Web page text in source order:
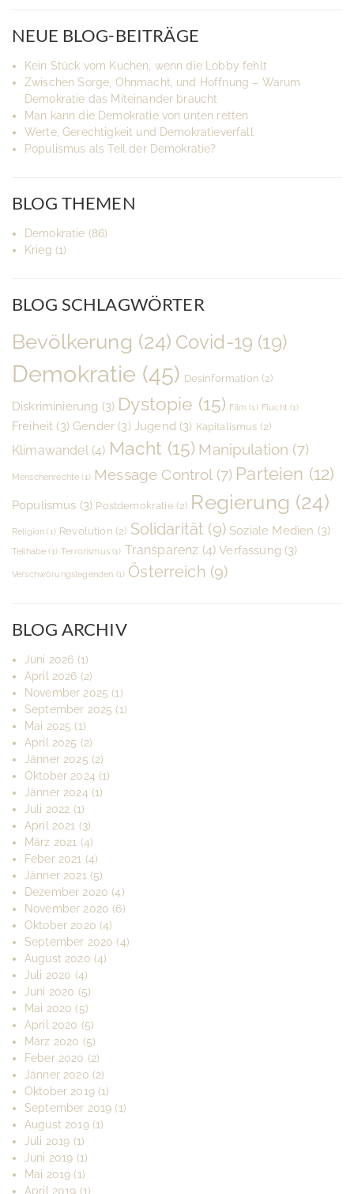
NEUE BLOG-BEITRÄGE
Kein Stück vom Kuchen, wenn die Lobby fehlt
Zwischen Sorge, Ohnmacht, und Hoffnung – Warum
Demokratie das Miteinander braucht
Man kann die Demokratie von unten retten
Werte, Gerechtigkeit und Demokratieverfall
Populismus als Teil der Demokratie?
BLOG THEMEN
Demokratie (86)
Krieg (1)
BLOG SCHLAGWÖRTER
Bevölkerung (24) Covid-19 (19)
Demokratie (45) Desinformation (2)
Diskriminierung (3) Dystopie (15) Film (1) Flucht (1)
Freiheit (3) Gender (3) Jugend (3) Kapitalismus (2)
Klimawandel(4) Macht (15) Manipulation (7)
Menschenrechte (1) Message Control (7) Parteien (12)
Populismus (3) Postdemokratie (2) Regierung (24)
Religion (1) Revolution (2) Solidarität (9) Soziale Medien (3)
Teilhabe (1) Terrorismus(1) Transparenz (4) Verfassung (3)
Verschwörungslegenden (1) Österreich (9)
BLOG ARCHIV
Juni 2026 (1)
April 2026 (2)
November 2025 (1)
September 2025 (1)
Mai 2025 (1)
April 2025 (2)
Jänner 2025 (2)
Oktober 2024 (1)
Jänner 2024 (1)
Juli 2022 (1)
April 2021 (3)
März 2021 (4)
Feber 2021 (4)
Jänner 2021(5)
Dezember 2020 (4)
November 2020 (6)
Oktober 2020 (4)
September 2020 (4)
August 2020 (4)
Juli 2020 (4)
Juni 2020 (5)
Mai 2020 (5)
April 2020 (5)
März 2020 (5)
Feber 2020 (2)
Jänner 2020 (2)
Oktober 2019(1)
September 2019 (1)
August 2019(1)
Juli 2019 (1)
Juni 2019 (1)
Mai 2019 (1)
April 2019 (1)